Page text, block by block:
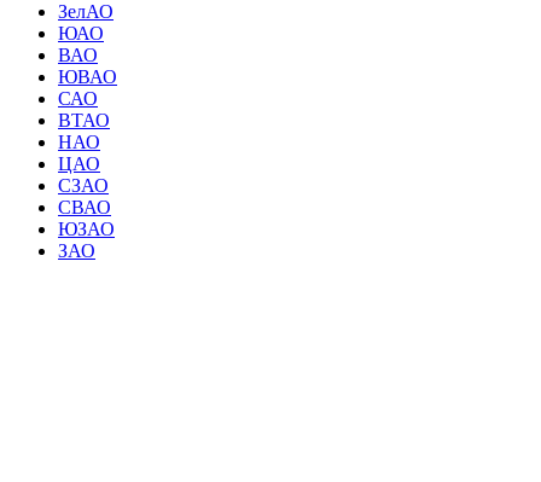
ЗелАО
ЮАО
ВАО
ЮВАО
САО
ВТАО
НАО
ЦАО
СЗАО
СВАО
ЮЗАО
ЗАО